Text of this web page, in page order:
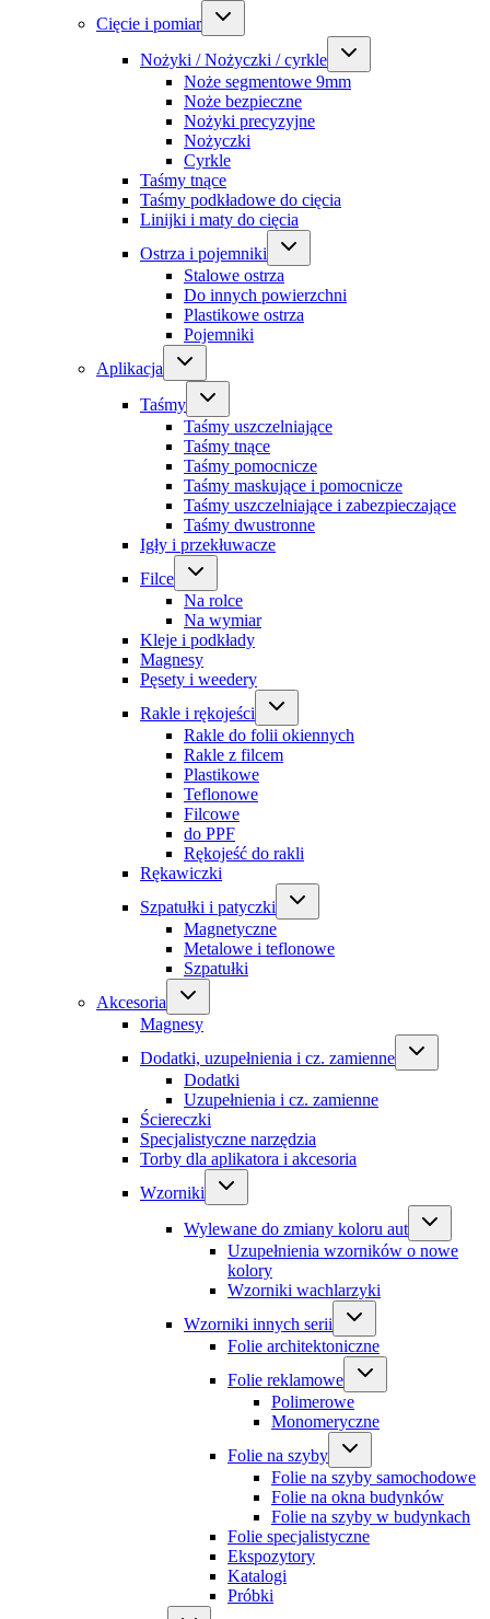
Cięcie i pomiar
Nożyki / Nożyczki / cyrkle
Noże segmentowe 9mm
Noże bezpieczne
Nożyki precyzyjne
Nożyczki
Cyrkle
Taśmy tnące
Taśmy podkładowe do cięcia
Linijki i maty do cięcia
Ostrza i pojemniki
Stalowe ostrza
Do innych powierzchni
Plastikowe ostrza
Pojemniki
Aplikacja
Taśmy
Taśmy uszczelniające
Taśmy tnące
Taśmy pomocnicze
Taśmy maskujące i pomocnicze
Taśmy uszczelniające i zabezpieczające
Taśmy dwustronne
Igły i przekłuwacze
Filce
Na rolce
Na wymiar
Kleje i podkłady
Magnesy
Pęsety i weedery
Rakle i rękojeści
Rakle do folii okiennych
Rakle z filcem
Plastikowe
Teflonowe
Filcowe
do PPF
Rękojeść do rakli
Rękawiczki
Szpatułki i patyczki
Magnetyczne
Metalowe i teflonowe
Szpatułki
Akcesoria
Magnesy
Dodatki, uzupełnienia i cz. zamienne
Dodatki
Uzupełnienia i cz. zamienne
Ściereczki
Specjalistyczne narzędzia
Torby dla aplikatora i akcesoria
Wzorniki
Wylewane do zmiany koloru aut
Uzupełnienia wzorników o nowe
kolory
Wzorniki wachlarzyki
Wzorniki innych serii
Folie architektoniczne
Folie reklamowe
Polimerowe
Monomeryczne
Folie na szyby
Folie na szyby samochodowe
Folie na okna budynków
Folie na szyby w budynkach
Folie specjalistyczne
Ekspozytory
Katalogi
Próbki